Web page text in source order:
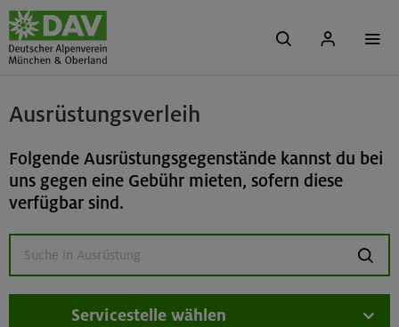
Ausrüstungsverleih
Folgende Ausrüstungsgegenstände kannst du bei
uns gegen eine Gebühr mieten, sofern diese
verfügbar sind.
suchen
Servicestelle wählen